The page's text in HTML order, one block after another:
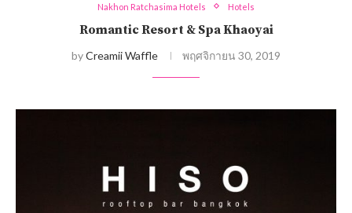
Nakhon Ratchasima Hotels Hotels
Romantic Resort & Spa Khaoyai
byCreamii Waffle พฤศจิกายน 30, 2019